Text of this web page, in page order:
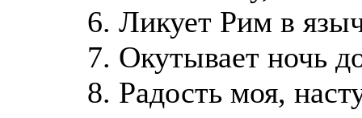
6. Ликует Рим в
7. Окутывает ночь
8. Радость моя,